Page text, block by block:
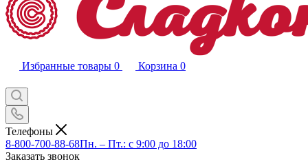
Избранные товары 0 Корзина 0
Телефоны
8-800-700-88-68Пн. – Пт.: с 9:00 до 18:00
Заказать звонок